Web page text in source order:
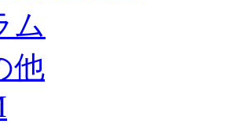
募集
リティ
援
ェクト
ム
他